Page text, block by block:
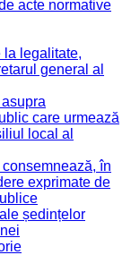
acte normative
la legalitate,
general al
care urmează
local al
în
exprimate de
ședințelor